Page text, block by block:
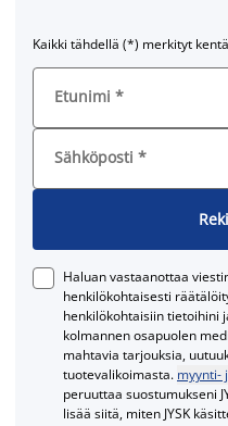
Kaikki tähdellä (*) merkityt
Etunimi *
Sähköposti *
Haluan vastaanottaa
henkilökohtaisesti
henkilökohtaisiin tietoihini
kolmannen osapuolen
mahtavia tarjouksia,
tuotevalikoimasta. myynti-
peruuttaa suostumukseni
lisää siitä, miten JYSK